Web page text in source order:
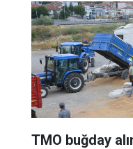
TMO buğday